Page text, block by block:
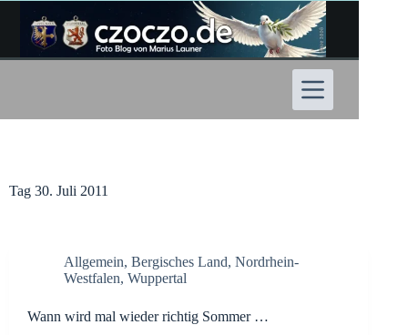
Inhalt
springen
Tag 30. Juli 2011
Allgemein, Bergisches Land, Nordrhein-
Westfalen, Wuppertal
Wann wird mal wieder richtig Sommer …